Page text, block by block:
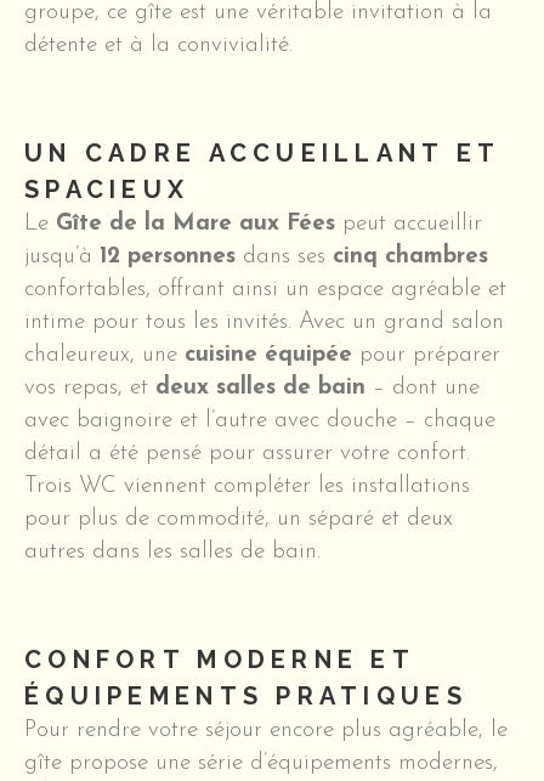
groupe, ce gîte est une véritable invitation à la
détente et à la convivialité.
UN CADRE ACCUEILLANT ET
SPACIEUX
Le Gîte de la Mare aux Fées peut accueillir
jusqu’à 12 personnes dans ses cinq chambres
confortables, offrant ainsi un espace agréable et
intime pour tous les invités. Avec un grand salon
chaleureux, une cuisine équipée pour préparer
vos repas, et deux salles de bain – dont une
avec baignoire et l’autre avec douche – chaque
détail a été pensé pour assurer votre confort.
Trois WC viennent compléter les installations
pour plus de commodité, un séparé et deux
autres dans les salles de bain.
CONFORT MODERNE ET
ÉQUIPEMENTS PRATIQUES
Pour rendre votre séjour encore plus agréable, le
gîte propose une série d’équipements modernes,